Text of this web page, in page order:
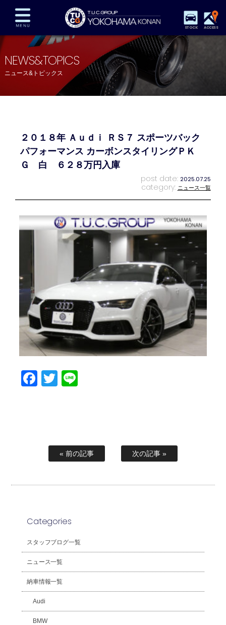
STOCK ACCESS
在庫車両情報 保証&サービス パーツリスト
TUCとは？ 店舗情報 アクセスマップ
全国納車 特別作業 注文販売
プライバシーポリシー スタッフblog 納車blog
NEWS&TOPICS
ニュース&トピックス
２０１８年 Ａｕｄｉ ＲＳ７ スポーツバック
パフォーマンス カーボンスタイリングＰＫ
Ｇ 白 ６２８万円入庫
post date: 2025.07.25
category: ニュース一覧
Facebook
Twitter
« 前の記事 次の記事 »
Categories
スタッフブログ一覧
ニュース一覧
納車情報一覧
Audi
BMW